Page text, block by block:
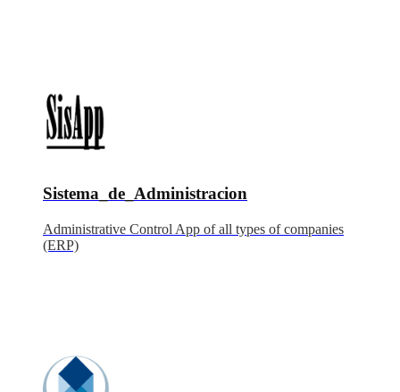
Sistema_de_Administracion
Administrative Control App of all types of companies
(ERP)